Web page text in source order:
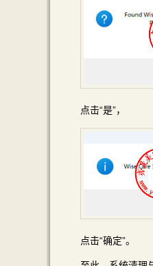
点击“是”，
点击“确定”。